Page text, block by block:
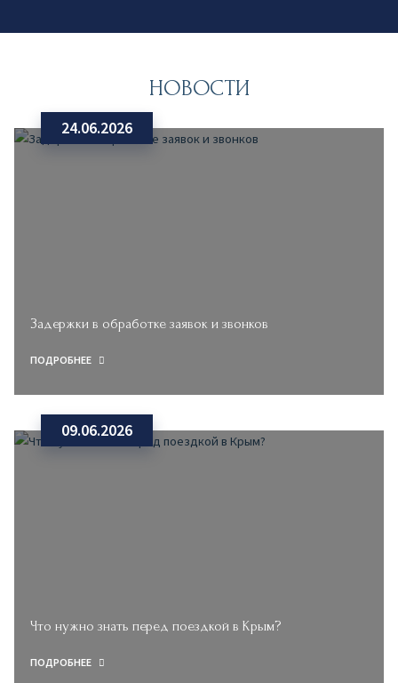
НОВОСТИ
24.06.2026
Задержки в обработке заявок и звонков
ПОДРОБНЕЕ
09.06.2026
Что нужно знать перед поездкой в Крым?
ПОДРОБНЕЕ